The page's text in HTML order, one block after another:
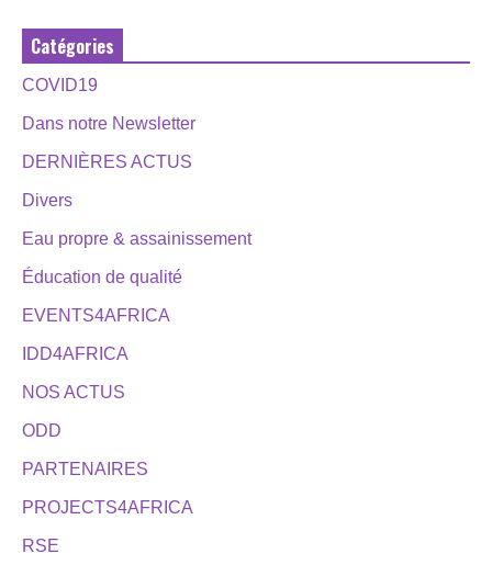
Catégories
COVID19
Dans notre Newsletter
DERNIÈRES ACTUS
Divers
Eau propre & assainissement
Éducation de qualité
EVENTS4AFRICA
IDD4AFRICA
NOS ACTUS
ODD
PARTENAIRES
PROJECTS4AFRICA
RSE